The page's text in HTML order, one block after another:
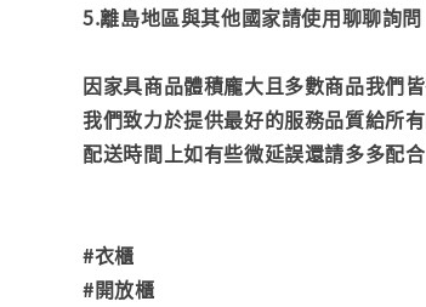
5.離島地區與其他國家請使用聊聊詢問
因家具商品體積龐大且多數商品我們
我們致力於提供最好的服務品質給所
配送時間上如有些微延誤還請多多配合
#衣櫃
#開放櫃